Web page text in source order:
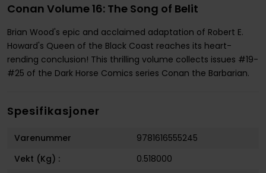
Conan Volume 16: The Song of Belit
Brian Wood's epic and acclaimed adaptation of Robert E.
Howard's Queen of the Black Coast reaches its heart-
rending conclusion! This thrilling volume collects issues #19-
#25 of the Dark Horse Comics series Conan the Barbarian.
Spesifikasjoner
Varenummer
9781616555245
Vekt (Kg) :
0.518000